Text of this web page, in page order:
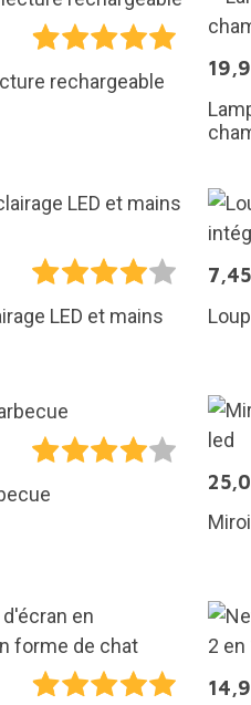
rechargeable
LED et mains